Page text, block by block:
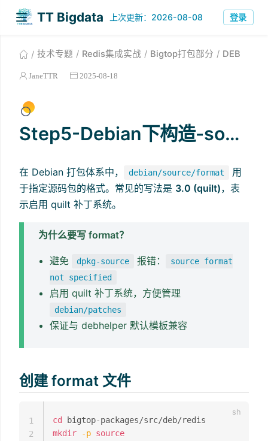
TT Bigdata 上次更新：2026-08-08 登录
技术专题 Redis集成实战 Bigtop打包部分 DEB
JaneTTR 2025-08-18
Step5-Debian下构造-source
在 Debian 打包体系中， debian/source/format
用
于指定源码包的格式。常见的写法是 3.0 (quilt)，表
示启用 quilt 补丁系统。
为什么要写 format？
避免 dpkg-source 报错：
source format
not specified
启用 quilt 补丁系统，方便管理
debian/patches
保证与 debhelper 默认模板兼容
创建 format 文件
cd
mkdir
-p source
1
2